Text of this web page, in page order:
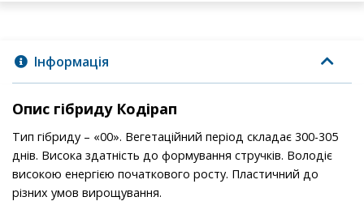
Інформація
Опис гібриду Кодірап
Тип гібриду – «00». Вегетаційний період складає 300-305
днів. Висока здатність до формування стручків. Володіє
високою енергією початкового росту. Пластичний до
різних умов вирощування.